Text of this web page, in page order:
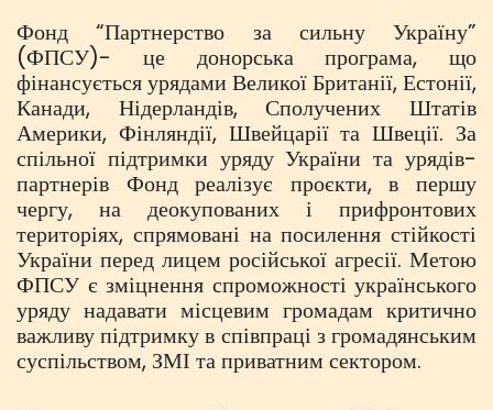
Фонд “Партнерство за сильну Україну”
(ФПСУ)- це донорська програма, що
фінансується урядами Великої Британії, Естонії,
Канади, Нідерландів, Сполучених Штатів
Америки, Фінляндії, Швейцарії та Швеції. За
спільної підтримки уряду України та урядів-
партнерів Фонд реалізує проєкти, в першу
чергу, на деокупованих і прифронтових
територіях, спрямовані на посилення стійкості
України перед лицем російської агресії. Метою
ФПСУ є зміцнення спроможності українського
уряду надавати місцевим громадам критично
важливу підтримку в співпраці з громадянським
суспільством, ЗМІ та приватним сектором.